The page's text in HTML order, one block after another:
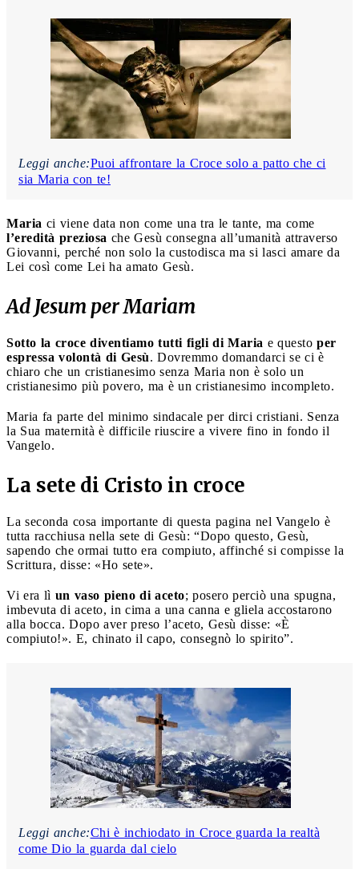
Leggi anche:Puoi affrontare la Croce solo a patto che ci
sia Maria con te!
Maria ci viene data non come una tra le tante, ma come
l’eredità preziosa che Gesù consegna all’umanità attraverso
Giovanni, perché non solo la custodisca ma si lasci amare da
Lei così come Lei ha amato Gesù.
Ad Jesum per Mariam
Sotto la croce diventiamo tutti figli di Maria e questo per
espressa volontà di Gesù. Dovremmo domandarci se ci è
chiaro che un cristianesimo senza Maria non è solo un
cristianesimo più povero, ma è un cristianesimo incompleto.
Maria fa parte del minimo sindacale per dirci cristiani. Senza
la Sua maternità è difficile riuscire a vivere fino in fondo il
Vangelo.
La sete di Cristo in croce
La seconda cosa importante di questa pagina nel Vangelo è
tutta racchiusa nella sete di Gesù: “Dopo questo, Gesù,
sapendo che ormai tutto era compiuto, affinché si compisse la
Scrittura, disse: «Ho sete».
Vi era lì un vaso pieno di aceto; posero perciò una spugna,
imbevuta di aceto, in cima a una canna e gliela accostarono
alla bocca. Dopo aver preso l’aceto, Gesù disse: «È
compiuto!». E, chinato il capo, consegnò lo spirito”.
Leggi anche:Chi è inchiodato in Croce guarda la realtà
come Dio la guarda dal cielo